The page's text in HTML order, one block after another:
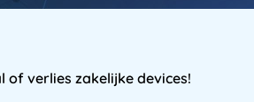
of verlies zakelijke devices!